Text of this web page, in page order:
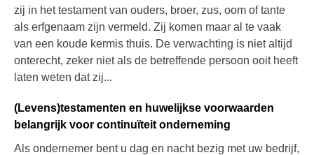
zij in het testament van ouders, broer, zus, oom of tante
als erfgenaam zijn vermeld. Zij komen maar al te vaak
van een koude kermis thuis. De verwachting is niet altijd
onterecht, zeker niet als de betreffende persoon ooit heeft
laten weten dat zij...
(Levens)testamenten en huwelijkse voorwaarden
belangrijk voor continuïteit onderneming
Als ondernemer bent u dag en nacht bezig met uw bedrijf,